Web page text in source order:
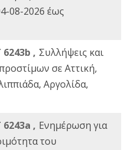
08-2026 έως
, Συλλήψεις και
σε Αττική,
Αργολίδα,
, Ενημέρωση για
του